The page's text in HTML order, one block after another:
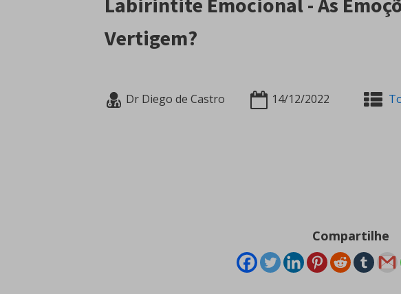
Vertigem?
Dr Diego de Castro 14/12/2022
Compartilhe